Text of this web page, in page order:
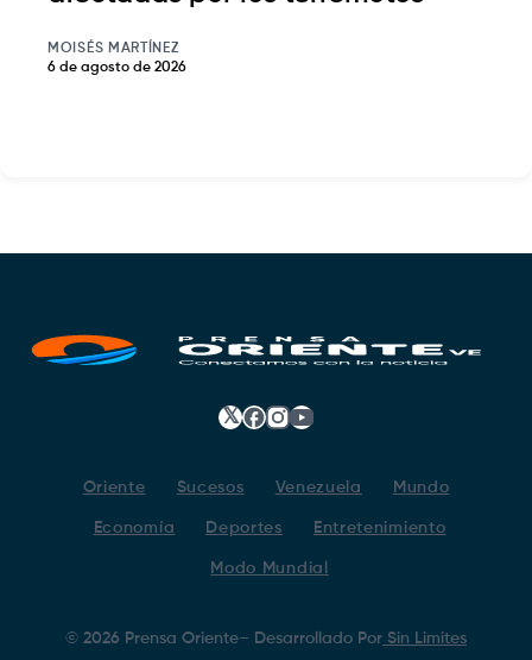
MOISÉS MARTÍNEZ
6 de agosto de 2026
𝕏 Facebook
Instagram
YouTube
Oriente Sucesos Venezuela Mundo
Economía Deportes Entretenimiento
Modo Mundial
© 2026 Prensa Oriente– Desarrollado Por Sin Limites